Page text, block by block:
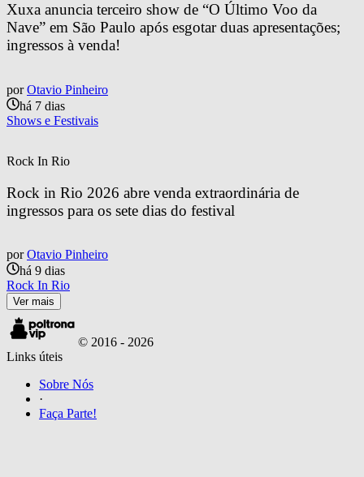
Xuxa anuncia terceiro show de “O Último Voo da
Nave” em São Paulo após esgotar duas apresentações;
ingressos à venda!
por Otavio Pinheiro
há 7 dias
Shows e Festivais
Rock In Rio
Rock in Rio 2026 abre venda extraordinária de
ingressos para os sete dias do festival
por Otavio Pinheiro
há 9 dias
Rock In Rio
Ver mais
© 2016 - 2026
Links úteis
Sobre Nós
·
Faça Parte!